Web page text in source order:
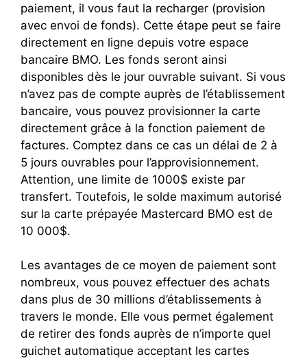
paiement, il vous faut la recharger (provision
avec envoi de fonds). Cette étape peut se faire
directement en ligne depuis votre espace
bancaire BMO. Les fonds seront ainsi
disponibles dès le jour ouvrable suivant. Si vous
n’avez pas de compte auprès de l’établissement
bancaire, vous pouvez provisionner la carte
directement grâce à la fonction paiement de
factures. Comptez dans ce cas un délai de 2 à
5 jours ouvrables pour l’approvisionnement.
Attention, une limite de 1000$ existe par
transfert. Toutefois, le solde maximum autorisé
sur la carte prépayée Mastercard BMO est de
10 000$.
Les avantages de ce moyen de paiement sont
nombreux, vous pouvez effectuer des achats
dans plus de 30 millions d’établissements à
travers le monde. Elle vous permet également
de retirer des fonds auprès de n’importe quel
guichet automatique acceptant les cartes